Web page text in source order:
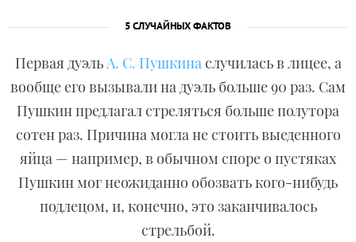
5 СЛУЧАЙНЫХ ФАКТОВ
Первая дуэльА. С. Пушкинаслучилась в лицее, а
вообще его вызывали на дуэль больше 90 раз. Сам
Пушкин предлагал стреляться больше полутора
сотен раз. Причина могла не стоить выеденного
яйца — например, в обычном споре о пустяках
Пушкин мог неожиданно обозвать кого-нибудь
подлецом, и, конечно, это заканчивалось
стрельбой.